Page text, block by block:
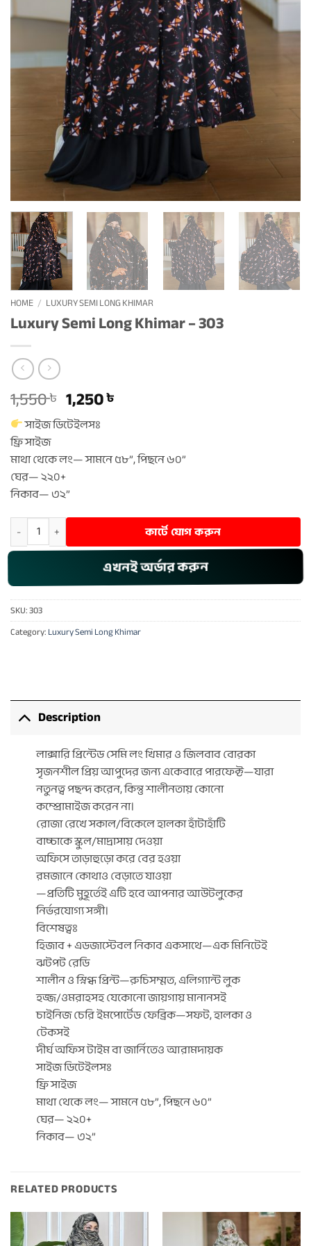
HOME / LUXURY SEMI LONG KHIMAR
Luxury Semi Long Khimar – 303
1,550৳ Original
price
was:
1,550 ৳ .
1,250৳
1,250 ৳ .
সাইজ ডিটেইলসঃ
ফ্রি সাইজ
মাথা থেকে লং— সামনে ৫৮”, পিছনে ৬০”
ঘের— ২২০+
নিকাব— ৩২”
Luxury Semi Long Khimar - 303 quantityকার্টে যোগ করুন
এখনই অর্ডার করুন
SKU:303
Category:Luxury Semi Long Khimar
Description
লাক্সারি প্রিন্টেড সেমি লং খিমার ও জিলবাব বোরকা
সৃজনশীল প্রিয় আপুদের জন্য একেবারে পারফেক্ট—যারা
নতুনত্ব পছন্দ করেন, কিন্তু শালীনতায় কোনো
কম্প্রোমাইজ করেন না।
রোজা রেখে সকাল/বিকেলে হালকা হাঁটাহাঁটি
বাচ্চাকে স্কুল/মাদ্রাসায় দেওয়া
অফিসে তাড়াহুড়ো করে বের হওয়া
রমজানে কোথাও বেড়াতে যাওয়া
—প্রতিটি মুহূর্তেই এটি হবে আপনার আউটলুকের
নির্ভরযোগ্য সঙ্গী।
বিশেষত্বঃ
হিজাব + এডজাস্টেবল নিকাব একসাথে—এক মিনিটেই
ঝটপট রেডি
শালীন ও স্নিগ্ধ প্রিন্ট—রুচিসম্মত, এলিগ্যান্ট লুক
হজ্জ/ওমরাহসহ যেকোনো জায়গায় মানানসই
চাইনিজ চেরি ইমপোর্টেড ফেব্রিক—সফট, হালকা ও
টেকসই
দীর্ঘ অফিস টাইম বা জার্নিতেও আরামদায়ক
সাইজ ডিটেইলসঃ
ফ্রি সাইজ
মাথা থেকে লং— সামনে ৫৮”, পিছনে ৬০”
ঘের— ২২০+
নিকাব— ৩২”
RELATED PRODUCTS